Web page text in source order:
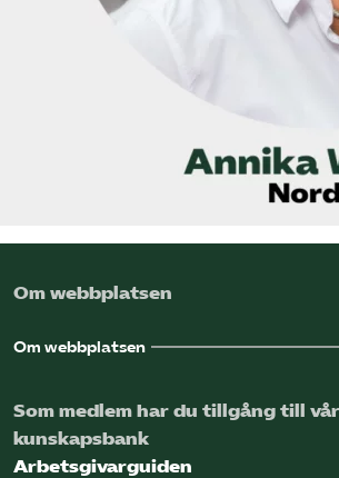
Webbutik
Om webbplatsen
Om webbplatsen
Som medlem har du tillgång till
kunskapsbank
Arbetsgivarguiden